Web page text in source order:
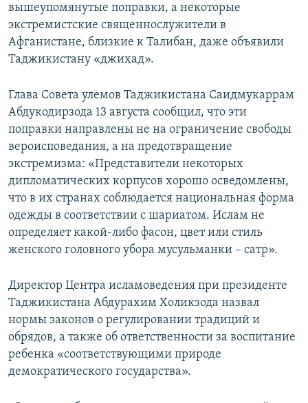
вышеупомянутые поправки, а некоторые
экстремистские священнослужители в
Афганистане, близкие к Талибан, даже объявили
Таджикистану «джихад».
Глава Совета улемов Таджикистана Саидмукаррам
Абдукодирзода 13 августа сообщил, что эти
поправки направлены не на ограничение свободы
вероисповедания, а на предотвращение
экстремизма: «Представители некоторых
дипломатических корпусов хорошо осведомлены,
что в их странах соблюдается национальная форма
одежды в соответствии с шариатом. Ислам не
определяет какой-либо фасон, цвет или стиль
женского головного убора мусульманки – сатр».
Директор Центра исламоведения при президенте
Таджикистана Абдурахим Холикзода назвал
нормы законов о регулировании традиций и
обрядов, а также об ответственности за воспитание
ребенка «соответствующими природе
демократического государства».